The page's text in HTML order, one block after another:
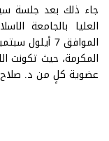
جاء ذلك بعد جلسة
العليا بالجامعة
المكرمة، حيث تكونت
عضوية كلٍ من د. صلاح